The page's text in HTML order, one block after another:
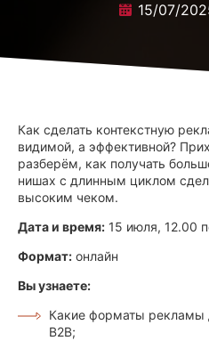
15/07/
Как сделать контекстную
видимой, а эффективной?
разберём, как получать
нишах с длинным циклом
высоким чеком.
Дата и время: 15 июля, 12.00
Формат: онлайн
Вы узнаете:
Какие форматы рекламы
B2B;